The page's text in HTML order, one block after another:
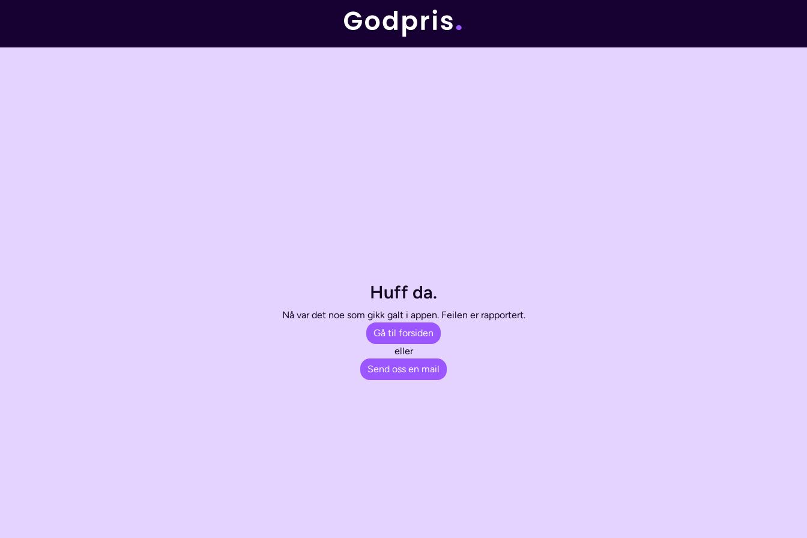
Huff da.
Nå var det noe som gikk galt i appen. Feilen er rapportert.
Gå til forsiden
eller
Send oss en mail